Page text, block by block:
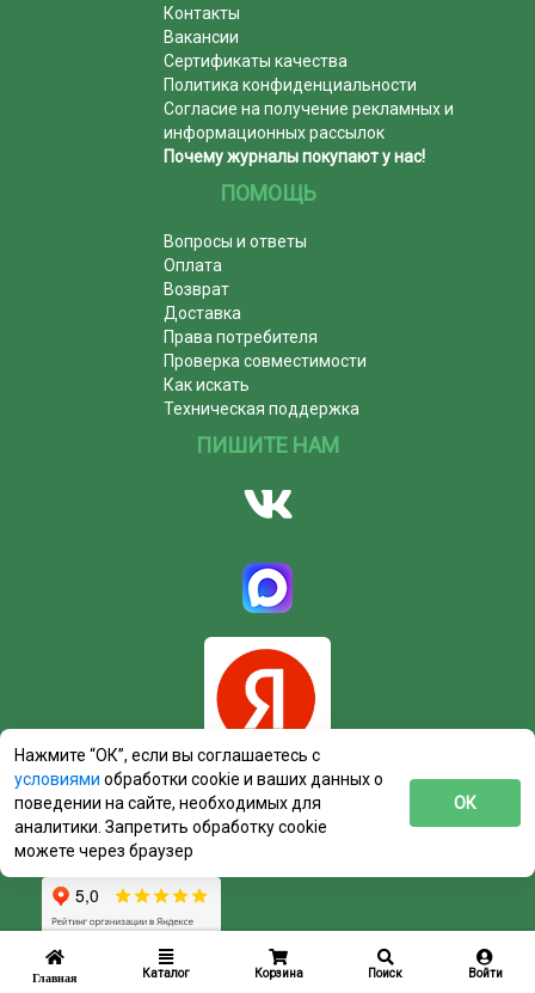
Главная Каталог Корзина Поиск Войти
Контакты
Вакансии
Сертификаты качества
Политика конфиденциальности
Согласие на получение рекламных и
информационных рассылок
Почему журналы покупают у нас!
ПОМОЩЬ
Вопросы и ответы
Оплата
Возврат
Доставка
Права потребителя
Проверка совместимости
Как искать
Техническая поддержка
ПИШИТЕ НАМ
Нажмите “ОК”, если вы соглашаетесь с
условиями обработки cookie и ваших данных о
поведении на сайте, необходимых для
аналитики. Запретить обработку cookie
можете через браузер
ОК